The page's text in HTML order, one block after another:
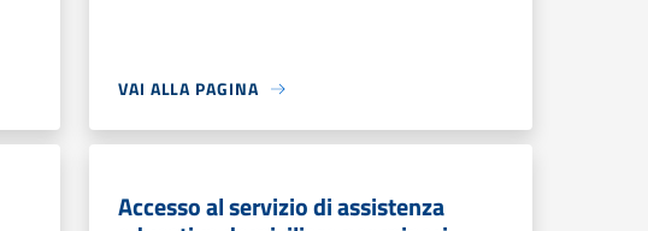
VAI ALLA PAGINA
Accesso al servizio di assistenza